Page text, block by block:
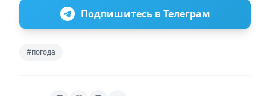
Подпишитесь в Телеграм
#погода